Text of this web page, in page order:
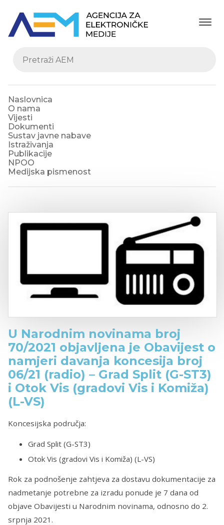
Naslovnica
O nama
Vijesti
Dokumenti
Sustav javne nabave
Istraživanja
Publikacije
NPOO
Medijska pismenost
U Narodnim novinama broj
70/2021 objavljena je Obavijest o
namjeri davanja koncesija broj
06/21 (radio) – Grad Split (G-ST3)
i Otok Vis (gradovi Vis i Komiža)
(L-VS)
Koncesijska područja:
Grad Split (G-ST3)
Otok Vis (gradovi Vis i Komiža) (L-VS)
Rok za podnošenje zahtjeva za dostavu dokumentacije za
nadmetanje potrebne za izradu ponude je 7 dana od
objave Obavijesti u Narodnim novinama, odnosno do ‎2.
‎srpnja‎ ‎2021‎.